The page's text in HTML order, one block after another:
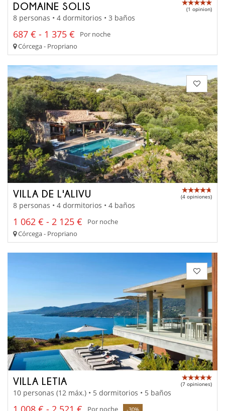
DOMAINE SOLIS (1 opinion)
8 personas • 4 dormitorios • 3 baños
687 € - 1 375 €
Por noche
Córcega - Propriano
VILLA DE L'ALIVU (4 opiniones)
8 personas • 4 dormitorios • 4 baños
1 062 € - 2 125 €
Por noche
Córcega - Propriano
VILLA LETIA (7 opiniones)
10 personas (12 máx.) • 5 dormitorios • 5 baños
Por noche -30%